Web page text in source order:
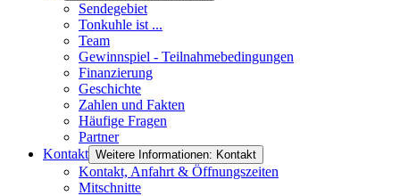
Sendegebiet
Tonkuhle ist ...
Team
Gewinnspiel - Teilnahmebedingungen
Finanzierung
Geschichte
Zahlen und Fakten
Häufige Fragen
Partner
Kontakt Weitere Informationen: Kontakt
Kontakt, Anfahrt & Öffnungszeiten
Mitschnitte